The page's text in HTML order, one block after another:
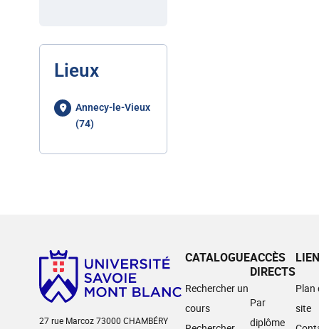
Lieux
Annecy-le-Vieux
(74)
27 rue Marcoz 73000 CHAMBÉRY
CATALOGUE
Rechercher un
cours
ACCÈS
DIRECTS
Par
diplôme
Plan
site